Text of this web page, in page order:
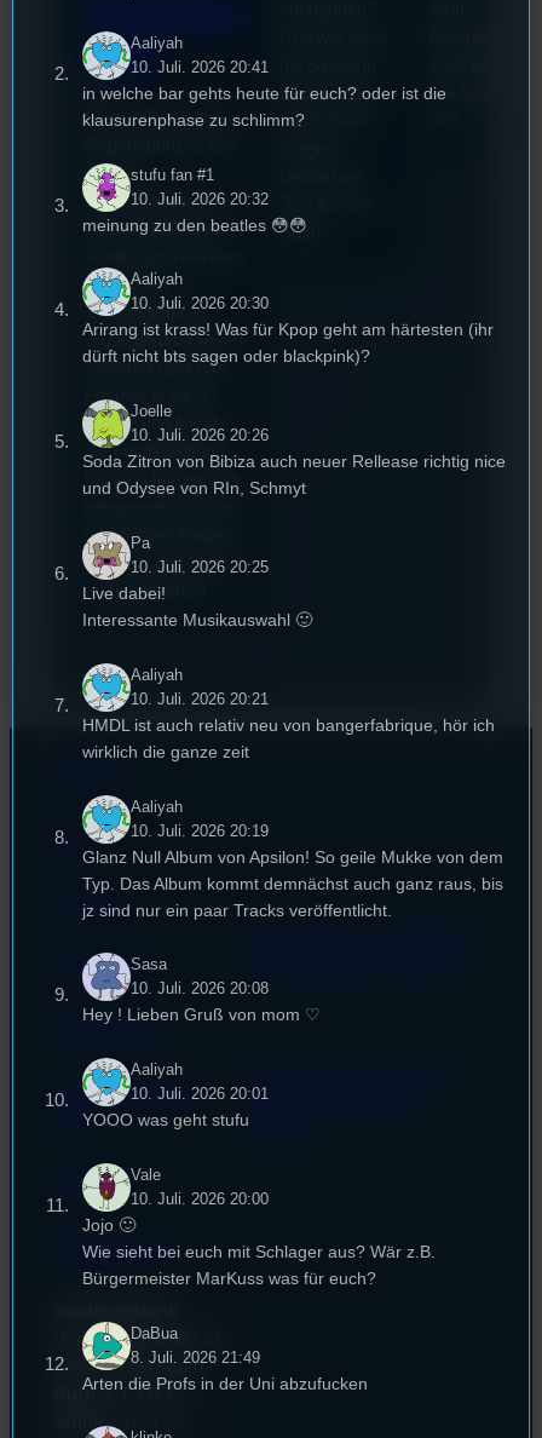
terin
Die
Stummfilmwoche in
älteste
Stummfilmfestivals
Deutschland und
deutschen
Stummfilmpreis
2022 gekürt. Diesen
Sommer geht das
Festival in die 44.
Runde und Nicole,
die Festivalleitung,
hat sich für uns Zeit
wichtigsten Fragen
rund um das Event
zu beantworten.
Regensburg
aus? Diese
Stufu.
live für euch
FAQ
Satzung
Impressum
Datenschutz
Cookie-Richtlinie
(EU)
Empfang
EPK & Presse
Start your own radio
station!
Universitätsstraße 31
93053 Regensburg
Büro:PT 4.0.73
Studio:
Aaliyah
10. Juli. 2026 20:41
in welche bar gehts heute für euch? oder ist die
klausurenphase zu schlimm?
stufu fan #1
10. Juli. 2026 20:32
meinung zu den beatles 😳😳
Aaliyah
10. Juli. 2026 20:30
Arirang ist krass! Was für Kpop geht am härtesten (ihr
dürft nicht bts sagen oder blackpink)?
Joelle
10. Juli. 2026 20:26
Soda Zitron von Bibiza auch neuer Rellease richtig nice
und Odysee von RIn, Schmyt
Pa
10. Juli. 2026 20:25
Live dabei!
Interessante Musikauswahl 🙂
Aaliyah
10. Juli. 2026 20:21
HMDL ist auch relativ neu von bangerfabrique, hör ich
wirklich die ganze zeit
Aaliyah
10. Juli. 2026 20:19
Glanz Null Album von Apsilon! So geile Mukke von dem
Typ. Das Album kommt demnächst auch ganz raus, bis
jz sind nur ein paar Tracks veröffentlicht.
Sasa
10. Juli. 2026 20:08
Hey ! Lieben Gruß von mom ♡
Aaliyah
10. Juli. 2026 20:01
YOOO was geht stufu
Vale
10. Juli. 2026 20:00
Jojo 🙂
Wie sieht bei euch mit Schlager aus? Wär z.B.
Bürgermeister MarKuss was für euch?
DaBua
8. Juli. 2026 21:49
Arten die Profs in der Uni abzufucken